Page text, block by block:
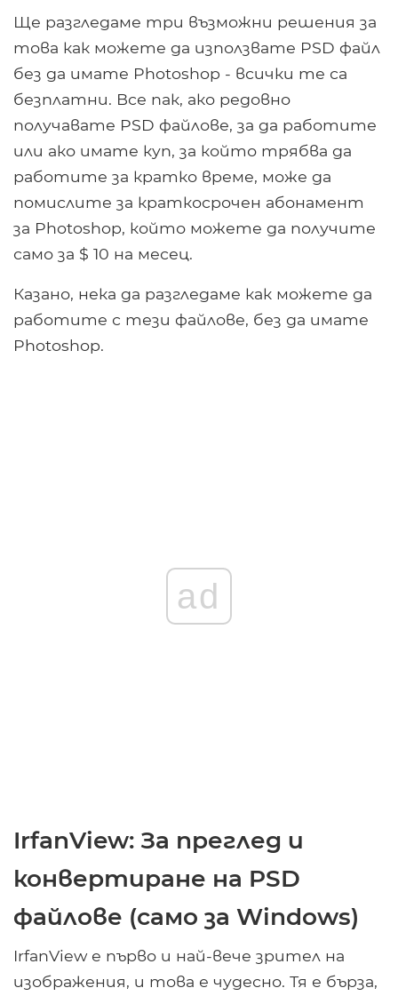
Ще разгледаме три възможни решения за
това как можете да използвате PSD файл
без да имате Photoshop - всички те са
безплатни. Все пак, ако редовно
получавате PSD файлове, за да работите
или ако имате куп, за който трябва да
работите за кратко време, може да
помислите за краткосрочен абонамент
за Photoshop, който можете да получите
само за $ 10 на месец.
Казано, нека да разгледаме как можете да
работите с тези файлове, без да имате
Photoshop.
ad
IrfanView: За преглед и
конвертиране на PSD
файлове (само за Windows)
IrfanView е първо и най-вече зрител на
изображения, и това е чудесно. Тя е бърза,